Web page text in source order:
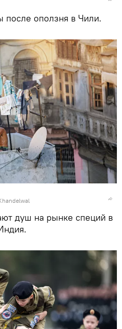
после оползня в Чили.
душ на рынке специй в